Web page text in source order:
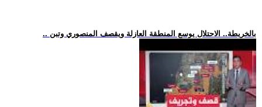
.. بالخريطة.. الاحتلال يوسع المنطقة العازلة ويقصف المنصوري وتبن